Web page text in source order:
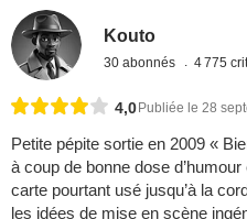
Kouto
30 abonnés 4 775
4,0 Publiée le 28
Petite pépite sortie en 2009 «
à coup de bonne dose
carte pourtant usé jusqu’à la
les idées de mise en scène